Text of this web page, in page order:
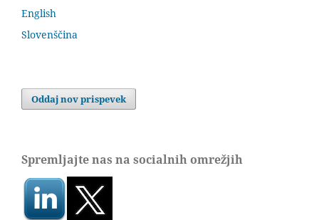
English
Slovenščina
Oddaj nov prispevek
Spremljajte nas na socialnih omrežjih